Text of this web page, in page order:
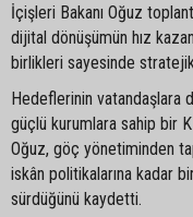
İçişleri Bakanı Oğuz
dijital dönüşümün hız
birlikleri sayesinde
Hedeflerinin vatandaşlara
güçlü kurumlara sahip bir
Oğuz, göç yönetiminden
iskân politikalarına kadar
sürdüğünü kaydetti.